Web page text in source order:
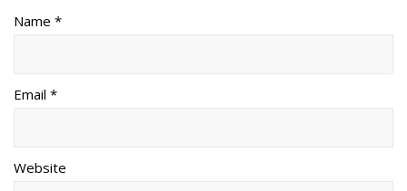
Name *
Email *
Website